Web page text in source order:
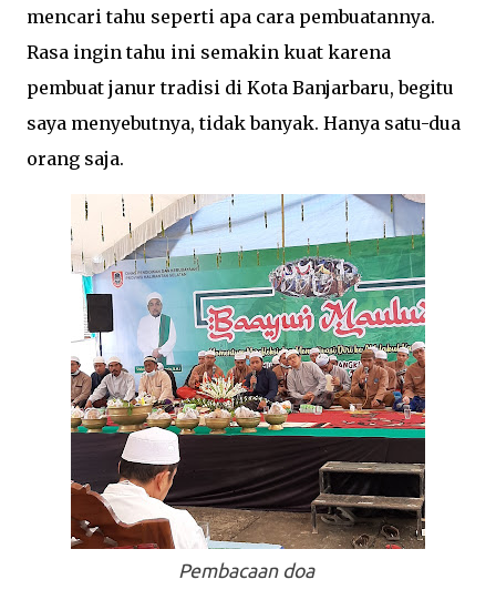
mencari tahu seperti apa cara pembuatannya.
Rasa ingin tahu ini semakin kuat karena
pembuat janur tradisi di Kota Banjarbaru, begitu
saya menyebutnya, tidak banyak. Hanya satu-dua
orang saja.
Pembacaan doa